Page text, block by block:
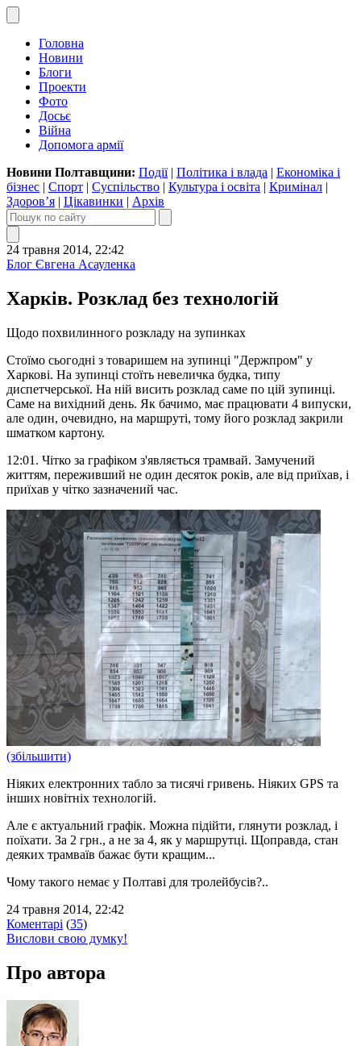
Головна
Новини
Блоги
Проекти
Фото
Досьє
Війна
Допомога армії
Новини Полтавщини: Події| Політика і влада | Економіка і
бізнес | Спорт | Суспільство | Культура і освіта | Кримінал |
Здоров’я | Цікавинки | Архів
24 травня 2014, 22:42
Блог Євгена Асауленка
Харків. Розклад без технологій
Щодо похвилинного розкладу на зупинках
Стоїмо сьогодні з товаришем на зупинці "Держпром" у
Харкові. На зупинці стоїть невеличка будка, типу
диспетчерської. На ній висить розклад саме по цій зупинці.
Саме на вихідний день. Як бачимо, має працювати 4 випуски,
але один, очевидно, на маршруті, тому його розклад закрили
шматком картону.
12:01. Чітко за графіком з'являється трамвай. Замучений
життям, переживший не один десяток років, але від приїхав, і
приїхав у чітко зазначений час.
(збільшити)
Ніяких електронних табло за тисячі гривень. Ніяких GPS та
інших новітніх технологій.
Але є актуальний графік. Можна підійти, глянути розклад, і
поїхати. За 2 грн., а не за 4, як у маршрутці. Щоправда, стан
деяких трамваїв бажає бути кращим...
Чому такого немає у Полтаві для тролейбусів?..
24 травня 2014, 22:42
Коментарі (35)
Вислови свою думку!
Про автора